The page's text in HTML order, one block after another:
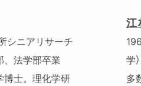
シニアリサーチ
、法学部卒業
博士。理化学研
江
学
多